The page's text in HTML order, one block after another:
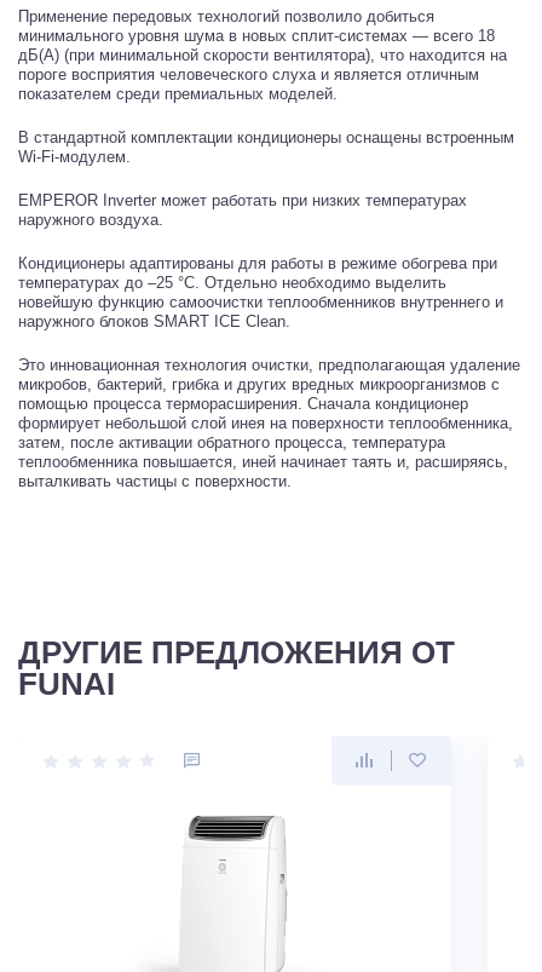
Применение передовых технологий позволило добиться
минимального уровня шума в новых сплит-системах — всего 18
дБ(A) (при минимальной скорости вентилятора), что находится на
пороге восприятия человеческого слуха и является отличным
показателем среди премиальных моделей.
В стандартной комплектации кондиционеры оснащены встроенным
Wi-Fi-модулем.
EMPEROR Inverter может работать при низких температурах
наружного воздуха.
Кондиционеры адаптированы для работы в режиме обогрева при
температурах до –25 °С. Отдельно необходимо выделить
новейшую функцию самоочистки теплообменников внутреннего и
наружного блоков SMART ICE Clean.
Это инновационная технология очистки, предполагающая удаление
микробов, бактерий, грибка и других вредных микроорганизмов с
помощью процесса терморасширения. Сначала кондиционер
формирует небольшой слой инея на поверхности теплообменника,
затем, после активации обратного процесса, температура
теплообменника повышается, иней начинает таять и, расширяясь,
выталкивать частицы с поверхности.
ДРУГИЕ ПРЕДЛОЖЕНИЯ ОТ
FUNAI